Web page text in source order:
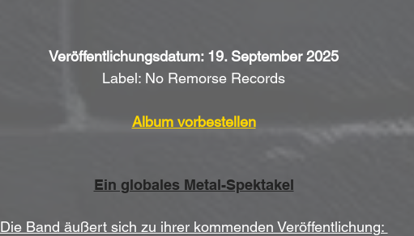
Veröffentlichungsdatum: 19. September 2025
Label: No Remorse Records
Album vorbestellen
Ein globales Metal-Spektakel
Die Band äußert sich zu ihrer kommenden Veröffentlichung: